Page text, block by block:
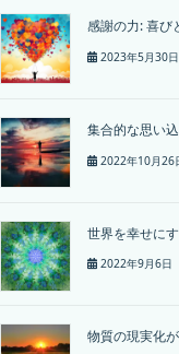
感謝の力: 喜び
2023年5月30日
集合的な思い
2022年10月26
世界を幸せに
2022年9月6日
物質の現実化